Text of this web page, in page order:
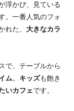
浮かび、見ている
。一番人気のフォ
れた、 大きなカラ
で、テーブルから
ム。 キッズも飽き
いカフェです。